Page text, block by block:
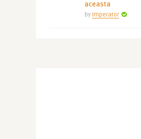
aceasta
by Imperator